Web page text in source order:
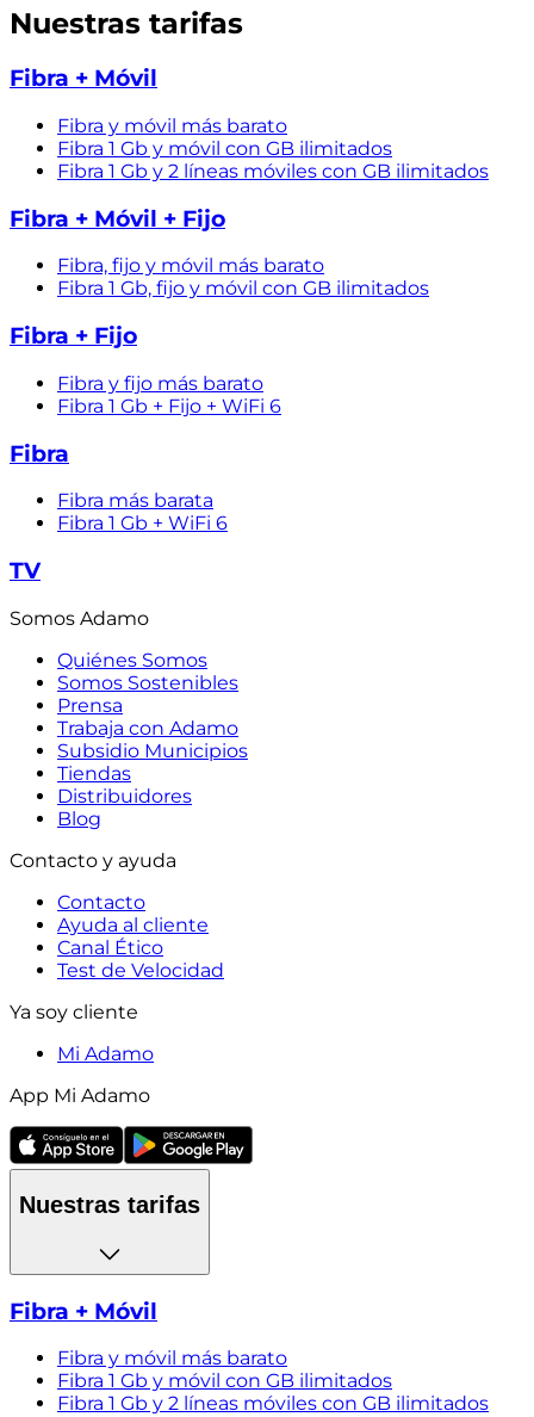
Nuestras tarifas
Fibra + Móvil
Fibra y móvil más barato
Fibra 1 Gb y móvil con GB ilimitados
Fibra 1 Gb y 2 líneas móviles con GB ilimitados
Fibra + Móvil + Fijo
Fibra, fijo y móvil más barato
Fibra 1 Gb, fijo y móvil con GB ilimitados
Fibra + Fijo
Fibra y fijo más barato
Fibra 1 Gb + Fijo + WiFi 6
Fibra
Fibra más barata
Fibra 1 Gb + WiFi 6
TV
Somos Adamo
Quiénes Somos
Somos Sostenibles
Prensa
Trabaja con Adamo
Subsidio Municipios
Tiendas
Distribuidores
Blog
Contacto y ayuda
Contacto
Ayuda al cliente
Canal Ético
Test de Velocidad
Ya soy cliente
Mi Adamo
App Mi Adamo
Nuestras tarifas
Fibra + Móvil
Fibra y móvil más barato
Fibra 1 Gb y móvil con GB ilimitados
Fibra 1 Gb y 2 líneas móviles con GB ilimitados